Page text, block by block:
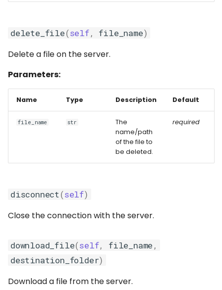
delete_file(self, file_name)
Delete a file on the server.
Parameters:
Name Type Description Default
file_name str
The
name/path
of the file to
be deleted.
required
disconnect(self)
Close the connection with the server.
download_file(self, file_name ,
destination_folder)
Download a file from the server.